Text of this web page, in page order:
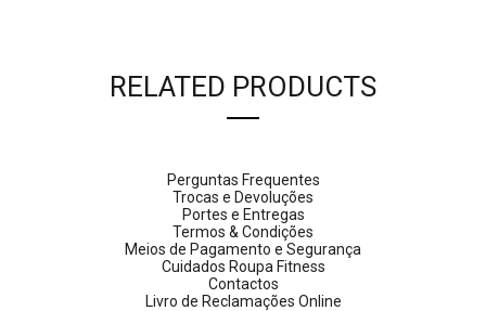
RELATED PRODUCTS
Perguntas Frequentes
Trocas e Devoluções
Portes e Entregas
Termos & Condições
Meios de Pagamento e Segurança
Cuidados Roupa Fitness
Contactos
Livro de Reclamações Online